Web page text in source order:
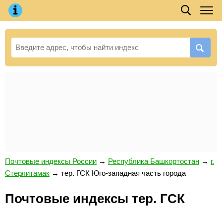
Почтовые индексы России → Республика Башкортостан → г.
Стерлитамак → тер. ГСК Юго-западная часть города
Почтовые индексы тер. ГСК